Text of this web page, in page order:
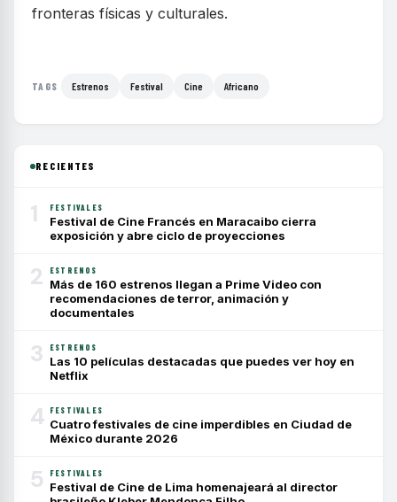
fronteras físicas y culturales.
TAGS Estrenos Festival Cine Africano
RECIENTES
1 FESTIVALES
Festival de Cine Francés en Maracaibo cierra
exposición y abre ciclo de proyecciones
2 ESTRENOS
Más de 160 estrenos llegan a Prime Video con
recomendaciones de terror, animación y
documentales
3 ESTRENOS
Las 10 películas destacadas que puedes ver hoy en
Netflix
4 FESTIVALES
Cuatro festivales de cine imperdibles en Ciudad de
México durante 2026
5 FESTIVALES
Festival de Cine de Lima homenajeará al director